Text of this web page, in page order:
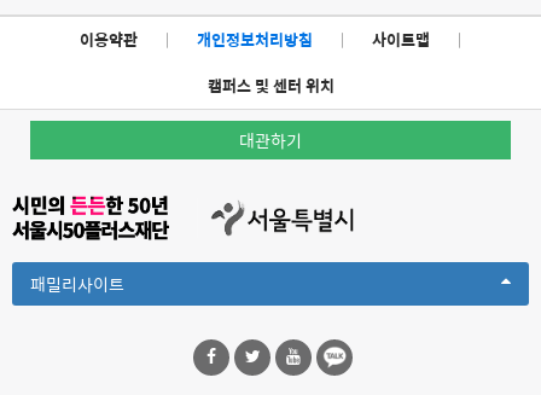
이용약관 | 개인정보처리방침 | 사이트맵
|
캠퍼스 및 센터 위치
대관하기
패밀리사이트Toggle
Dropdown